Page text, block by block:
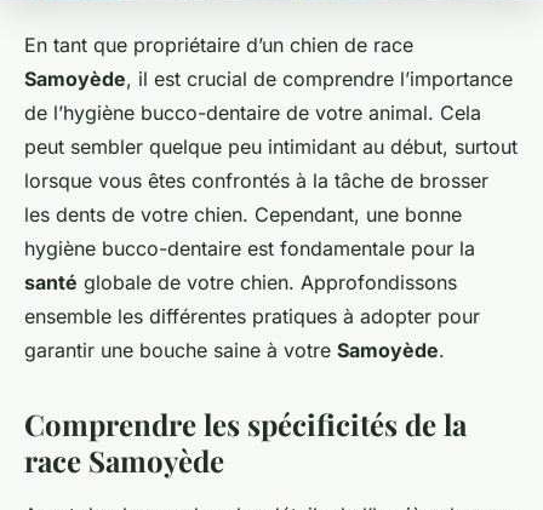
En tant que propriétaire d’un chien de race
Samoyède, il est crucial de comprendre l’importance
de l’hygiène bucco-dentaire de votre animal. Cela
peut sembler quelque peu intimidant au début, surtout
lorsque vous êtes confrontés à la tâche de brosser
les dents de votre chien. Cependant, une bonne
hygiène bucco-dentaire est fondamentale pour la
santé globale de votre chien. Approfondissons
ensemble les différentes pratiques à adopter pour
garantir une bouche saine à votre Samoyède.
Comprendre les spécificités de la
race Samoyède